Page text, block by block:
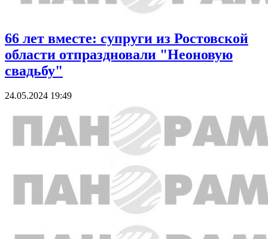
66 лет вместе: супруги из Ростовской
области отпраздновали "Неоновую
свадьбу"
24.05.2024 19:49